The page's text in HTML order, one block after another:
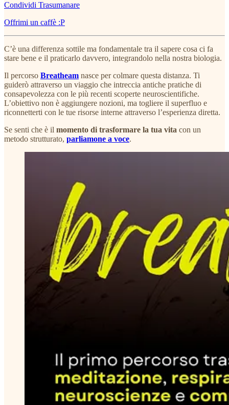
Condividi Trasumanare
Offrimi un caffè :P
C’è una differenza sottile ma fondamentale tra il sapere cosa ci fa
stare bene e il praticarlo davvero, integrandolo nella nostra biologia.
Il percorso Breatheam nasce per colmare questa distanza. Ti
guiderò attraverso un viaggio che intreccia antiche pratiche di
consapevolezza con le più recenti scoperte neuroscientifiche.
L’obiettivo non è aggiungere nozioni, ma togliere il superfluo e
riconnetterti con le tue risorse interne attraverso l’esperienza diretta.
Se senti che è il momento di trasformare la tua vita con un
metodo strutturato, parliamone a voce.